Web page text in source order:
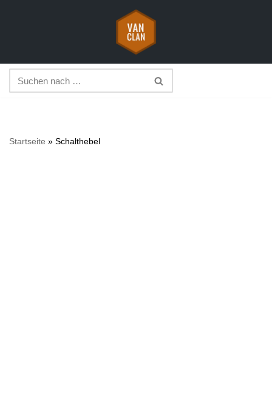
springen
Startseite » Schalthebel